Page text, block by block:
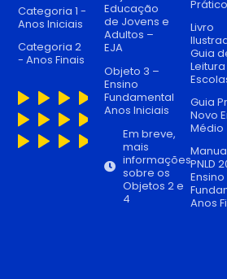
Categoria 1 -
Anos Iniciais
Categoria 2
- Anos Finais
Educação
de Jovens e
Adultos –
EJA
Objeto 3 –
Ensino
Fundamental
Anos Iniciais
Em breve,
mais
informações
sobre os
Objetos 2 e
4
Prático
Livro
Guia
Guia
Novo
Médio
PNLD
Ensino
Anos